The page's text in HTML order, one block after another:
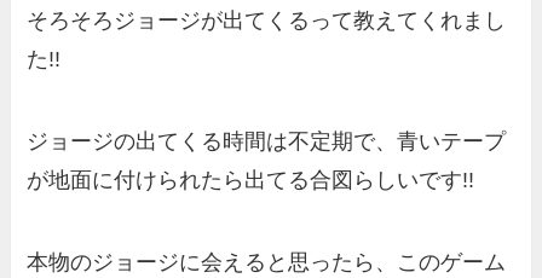
そろそろジョージが出てくるって教えてくれまし
た!!
ジョージの出てくる時間は不定期で、青いテープ
が地面に付けられたら出てる合図らしいです!!
本物のジョージに会えると思ったら、このゲーム